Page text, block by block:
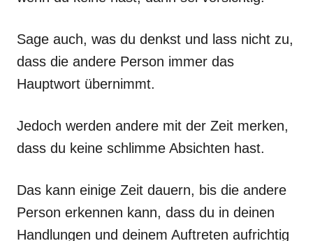
Sage auch, was du denkst und lass nicht zu,
dass die andere Person immer das
Hauptwort übernimmt.
Jedoch werden andere mit der Zeit merken,
dass du keine schlimme Absichten hast.
Das kann einige Zeit dauern, bis die andere
Person erkennen kann, dass du in deinen
Handlungen und deinem Auftreten aufrichtig